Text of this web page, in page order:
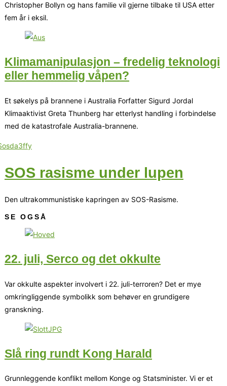
Christopher Bollyn og hans familie vil gjerne tilbake til USA etter
fem år i eksil.
Klimamanipulasjon – fredelig teknologi
eller hemmelig våpen?
Et søkelys på brannene i Australia Forfatter Sigurd Jordal
Klimaaktivist Greta Thunberg har etterlyst handling i forbindelse
med de katastrofale Australia-brannene.
SOS rasisme under lupen
Den ultrakommunistiske kapringen av SOS-Rasisme.
SE OGSÅ
22. juli, Serco og det okkulte
Var okkulte aspekter involvert i 22. juli-terroren? Det er mye
omkringliggende symbolikk som behøver en grundigere
granskning.
Slå ring rundt Kong Harald
Grunnleggende konflikt mellom Konge og Statsminister. Vi er et